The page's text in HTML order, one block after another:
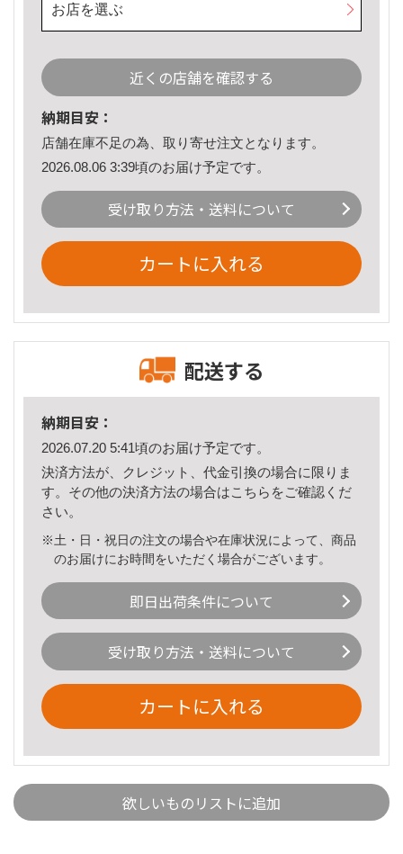
お店を選ぶ
近くの店舗を確認する
納期目安：
店舗在庫不足の為、取り寄せ注文となります。
2026.08.06 3:39頃のお届け予定です。
受け取り方法・送料について
カートに入れる
配送する
納期目安：
2026.07.20 5:41頃のお届け予定です。
決済方法が、クレジット、代金引換の場合に限りま
す。その他の決済方法の場合はこちら をご確認くだ
さい。
※土・日・祝日の注文の場合や在庫状況によって、商品
のお届けにお時間をいただく場合がございます。
即日出荷条件について
受け取り方法・送料について
カートに入れる
欲しいものリストに追加